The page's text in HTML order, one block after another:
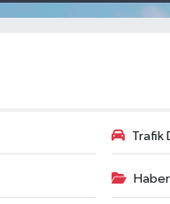
Trafik